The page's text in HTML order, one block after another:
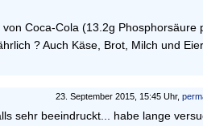
Coca-Cola (13.2g Phosphorsäure
? Auch Käse, Brot, Milch und Eier
23. September 2015, 15:45 Uhr,
sehr beeindruckt... habe lange